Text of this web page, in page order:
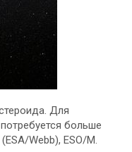
Для
больше
Webb), ESO/M.